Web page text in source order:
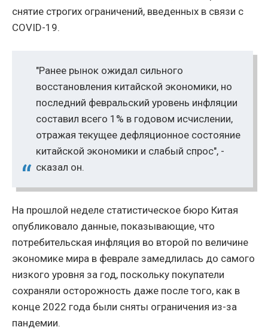
снятие строгих ограничений, введенных в связи с
COVID-19.
"Ранее рынок ожидал сильного
восстановления китайской экономики, но
последний февральский уровень инфляции
составил всего 1% в годовом исчислении,
отражая текущее дефляционное состояние
китайской экономики и слабый спрос", -
сказал он.
На прошлой неделе статистическое бюро Китая
опубликовало данные, показывающие, что
потребительская инфляция во второй по величине
экономике мира в феврале замедлилась до самого
низкого уровня за год, поскольку покупатели
сохраняли осторожность даже после того, как в
конце 2022 года были сняты ограничения из-за
пандемии.